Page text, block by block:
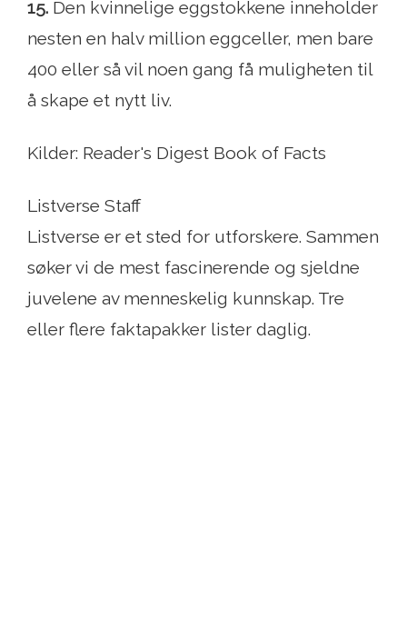
15. Den kvinnelige eggstokkene inneholder
nesten en halv million eggceller, men bare
400 eller så vil noen gang få muligheten til
å skape et nytt liv.
Kilder: Reader's Digest Book of Facts
Listverse Staff
Listverse er et sted for utforskere. Sammen
søker vi de mest fascinerende og sjeldne
juvelene av menneskelig kunnskap. Tre
eller flere faktapakker lister daglig.